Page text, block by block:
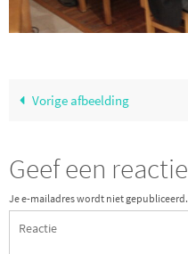
Vorige afbeelding
Geef een reactie
Je e-mailadres wordt niet gepubliceerd.